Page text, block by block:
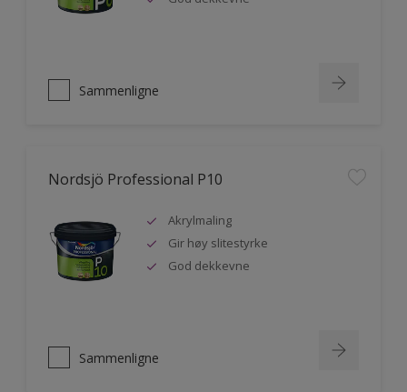
Sammenligne
Nordsjö Professional P10
Akrylmaling
Gir høy slitestyrke
God dekkevne
Sammenligne